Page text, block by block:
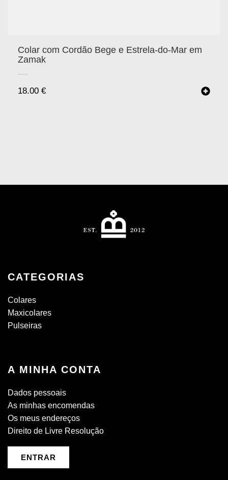
Colar com Cordão Bege e Estrela-do-Mar em
Zamak
18.00 €
CATEGORIAS
Colares
Maxicolares
Pulseiras
A MINHA CONTA
Dados pessoais
As minhas encomendas
Os meus endereços
Direito de Livre Resolução
ENTRAR